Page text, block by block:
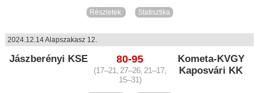
Részletek Statisztika
2024.12.14 Alapszakasz 12.
Jászberényi KSE 80-95
(17–21, 27–26, 21–17,
15–31)
Kometa-KVGY
Kaposvári KK